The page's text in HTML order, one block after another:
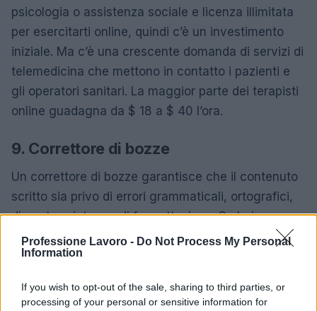
Professione Lavoro - Do Not Process My Personal
Information
If you wish to opt-out of the sale, sharing to third parties, or
processing of your personal or sensitive information for
psicologia o assistenza sociale e licenza illimitata
per esercitarti online, quindi c’è un investimento
iniziale. Ma c’è una crescente domanda di servizi di
telemedicina che mettono in contatto i pazienti e
gli operatori sanitari. La maggior parte dei terapisti
online guadagna da $ 18 a $ 40 l’ora.
9. Correttore di bozze
Un correttore di bozze garantisce che il contenuto
scritto sia privo di errori grammaticali, ortografici,
di punteggiatura e di formattazione. Se hai
attenzione ai dettagli e hai familiarità con l’AP
Stylebook e il Chicago Manual of Style,
di bozze per agenzie pubblicitarie, siti Web, società